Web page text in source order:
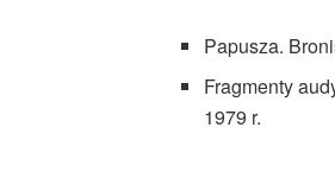
Papusza.
Fragmenty
1979 r.